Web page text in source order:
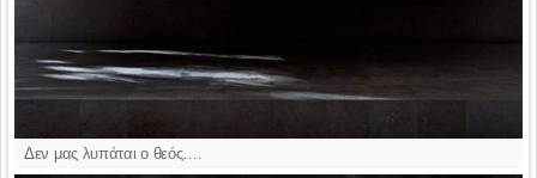
Δεν μας λυπάται ο θεός….